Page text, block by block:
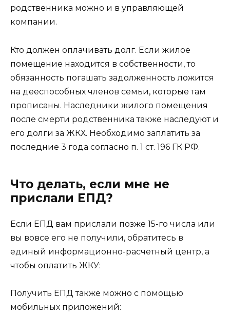
родственника можно и в управляющей
компании.
Кто должен оплачивать долг. Если жилое
помещение находится в собственности, то
обязанность погашать задолженность ложится
на дееспособных членов семьи, которые там
прописаны. Наследники жилого помещения
после смерти родственника также наследуют и
его долги за ЖКХ. Необходимо заплатить за
последние 3 года согласно п. 1 ст. 196 ГК РФ.
Что делать, если мне не
прислали ЕПД?
Если ЕПД вам прислали позже 15-го числа или
вы вовсе его не получили, обратитесь в
единый информационно-расчетный центр, а
чтобы оплатить ЖКУ:
Получить ЕПД также можно с помощью
мобильных приложений: